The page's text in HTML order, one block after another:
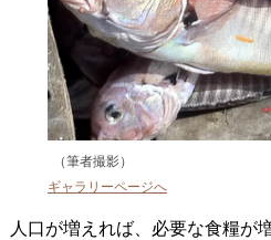
（筆者撮影）
ギャラリーページへ
人口が増えれば、必要な食糧が